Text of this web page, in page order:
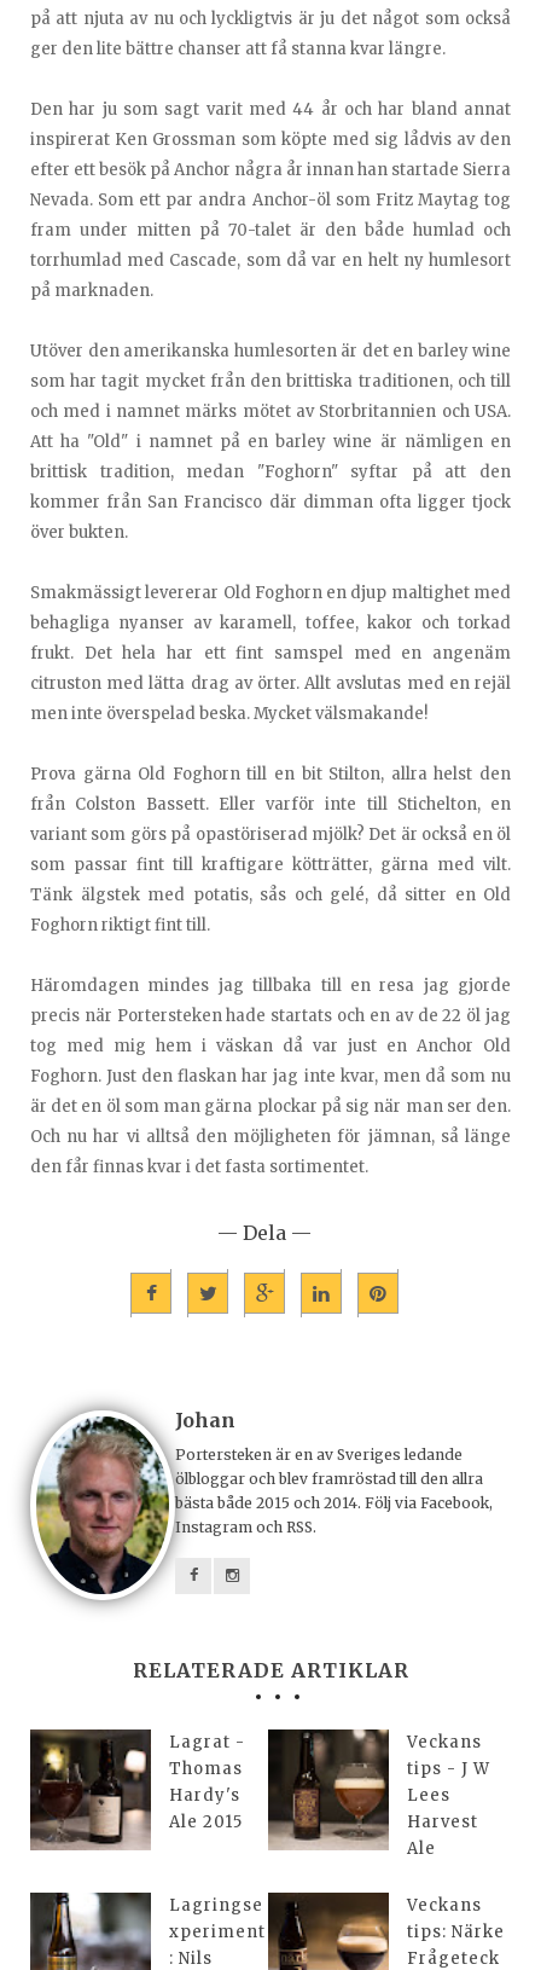
på att njuta av nu och lyckligtvis är ju det något som också
ger den lite bättre chanser att få stanna kvar längre.
Den har ju som sagt varit med 44 år och har bland annat
inspirerat Ken Grossman som köpte med sig lådvis av den
efter ett besök på Anchor några år innan han startade Sierra
Nevada. Som ett par andra Anchor-öl som Fritz Maytag tog
fram under mitten på 70-talet är den både humlad och
torrhumlad med Cascade, som då var en helt ny humlesort
på marknaden.
Utöver den amerikanska humlesorten är det en barley wine
som har tagit mycket från den brittiska traditionen, och till
och med i namnet märks mötet av Storbritannien och USA.
Att ha "Old" i namnet på en barley wine är nämligen en
brittisk tradition, medan "Foghorn" syftar på att den
kommer från San Francisco där dimman ofta ligger tjock
över bukten.
Smakmässigt levererar Old Foghorn en djup maltighet med
behagliga nyanser av karamell, toffee, kakor och torkad
frukt. Det hela har ett fint samspel med en angenäm
citruston med lätta drag av örter. Allt avslutas med en rejäl
men inte överspelad beska. Mycket välsmakande!
Prova gärna Old Foghorn till en bit Stilton, allra helst den
från Colston Bassett. Eller varför inte till Stichelton, en
variant som görs på opastöriserad mjölk? Det är också en öl
som passar fint till kraftigare kötträtter, gärna med vilt.
Tänk älgstek med potatis, sås och gelé, då sitter en Old
Foghorn riktigt fint till.
Häromdagen mindes jag tillbaka till en resa jag gjorde
precis när Portersteken hade startats och en av de 22 öl jag
tog med mig hem i väskan då var just en Anchor Old
Foghorn. Just den flaskan har jag inte kvar, men då som nu
är det en öl som man gärna plockar på sig när man ser den.
Och nu har vi alltså den möjligheten för jämnan, så länge
den får finnas kvar i det fasta sortimentet.
— Dela —
Johan
Portersteken är en av Sveriges ledande
ölbloggar och blev framröstad till den allra
bästa både 2015 och 2014. Följ via Facebook,
Instagram och RSS.
RELATERADE ARTIKLAR
Lagrat -
Thomas
Hardy's
Ale 2015
Veckans
tips - J W
Lees
Harvest
Ale
Lagringse
xperiment
: Nils
Veckans
tips: Närke
Frågeteck